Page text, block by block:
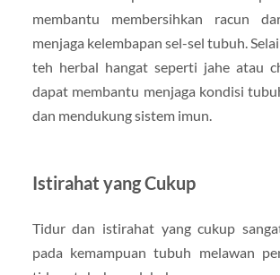
membantu membersihkan racun
menjaga kelembapan sel-sel tubuh.
teh herbal hangat seperti jahe atau
dapat membantu menjaga kondisi
dan mendukung sistem imun.
Istirahat yang Cukup
Tidur dan istirahat yang cukup
pada kemampuan tubuh melawan